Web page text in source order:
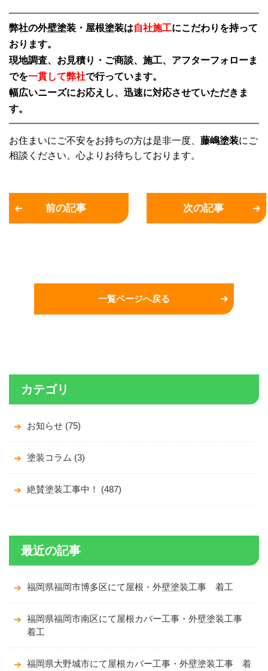
弊社の外壁塗装・屋根塗装は自社施工にこだわりを持って
おります。
現地調査、お見積り・ご商談、施工、アフターフォローま
でを一貫して弊社で行っています。
幅広いニーズにお応えし、迅速に対応させていただきま
す。
お住まいにご不安をお持ちの方は是非一度、 藤嶋塗装にご
相談ください。心よりお待ちしております。
前の記事 次の記事
一覧ページへ戻る
カテゴリ
お知らせ (75)
塗装コラム (3)
絶賛塗装工事中！ (487)
最近の記事
福岡県福岡市博多区にて屋根・外壁塗装工事 着工
福岡県福岡市南区にて屋根カバー工事・外壁塗装工事
着工
福岡県大野城市にて屋根カバー工事・外壁塗装工事 着